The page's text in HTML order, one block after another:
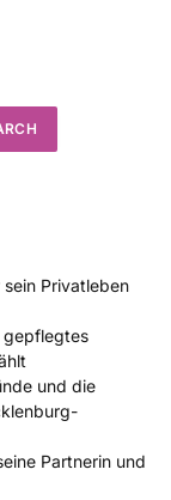
Privatleben
gepflegtes
und die
Partnerin und